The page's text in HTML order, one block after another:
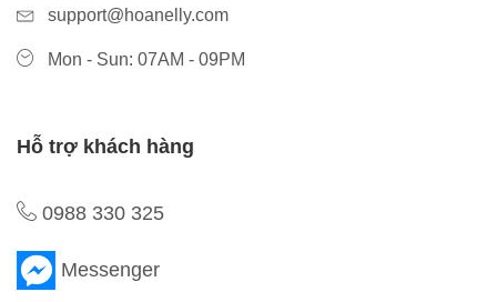
support@hoanelly.com
Mon - Sun: 07AM - 09PM
Hỗ trợ khách hàng
0988 330 325
Messenger